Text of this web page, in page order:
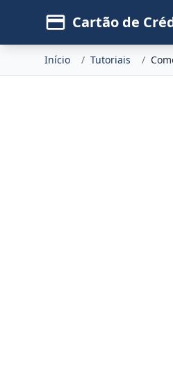
Cartão de
Início / Tutoriais /